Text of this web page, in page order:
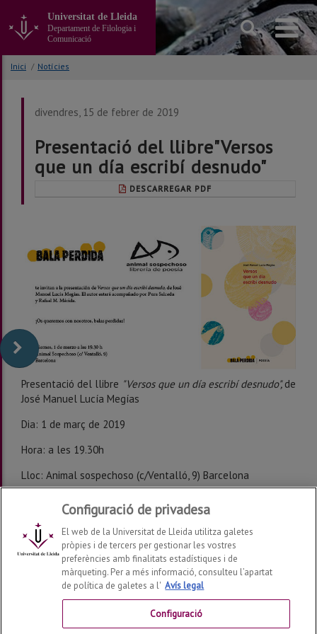
contingut
Universitat de Lleida
Departament de Filologia i
Comunicació
Inici / Notícies
divendres, 15 de febrer de 2019
Presentació del llibre"Versos
que un día escribí desnudo"
DESCARREGAR PDF
Presentació del llibre "Versos que un día escribí desnudo",de
José Manuel Lucía Megías
Dia: 1 de març de 2019
Hora: a les 19.30h
Lloc: Animal sospechoso (c/Ventalló, 9) Barcelona
Departament de Filologia i Comunicació
Configuració de privadesa
El web de la Universitat de Lleida utilitza galetes
pròpies i de tercers per gestionar les vostres
preferències amb finalitats estadístiques i de
màrqueting. Per a més informació, consulteu l’apartat
de política de galetes a l' Avís legal
Configuració